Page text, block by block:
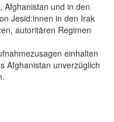
Afghanistan und in den
Jesid:innen in den Irak
autoritären Regimen
einhalten
Afghanistan unverzüglich